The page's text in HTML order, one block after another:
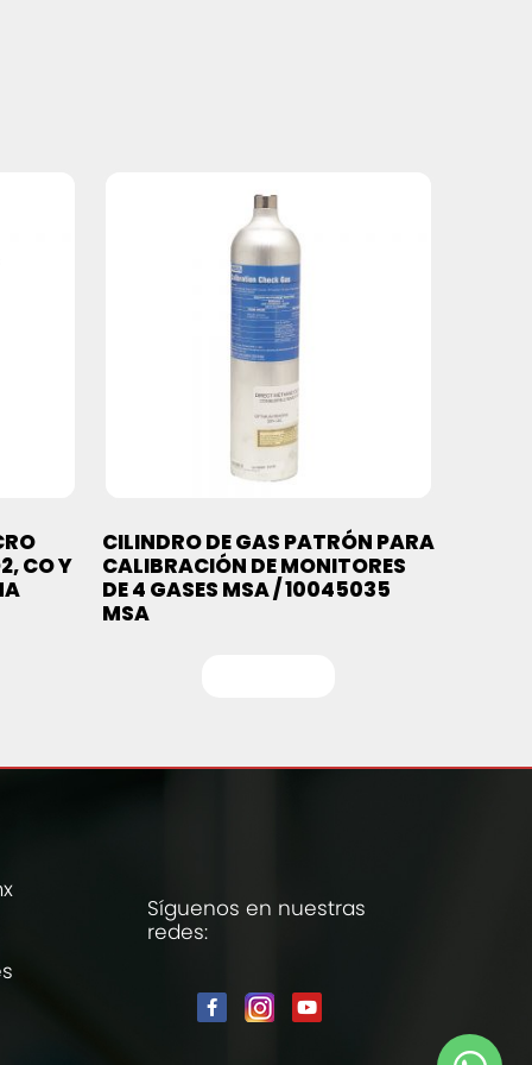
CO Y
CILINDRO DE GAS PATRÓN PARA
CALIBRACIÓN DE MONITORES
DE 4 GASES MSA / 10045035
MSA
Síguenos en nuestras
redes: